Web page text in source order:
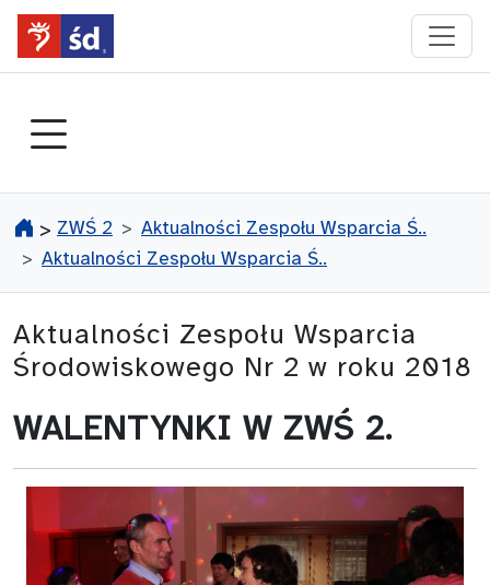
przejdź do głównego menu
> ZWŚ 2
Aktualności Zespołu Wsparcia Ś..
Aktualności Zespołu Wsparcia Ś..
Aktualności Zespołu Wsparcia
Środowiskowego Nr 2 w roku 2018
WALENTYNKI W ZWŚ 2.